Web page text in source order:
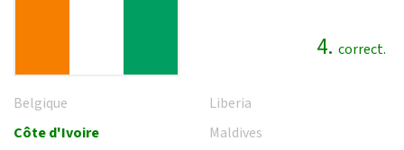
4. correct.
Belgique
Côte d'Ivoire
Liberia
Maldives